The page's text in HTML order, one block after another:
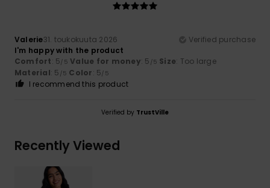
Valerie31. toukokuuta 2026
Verified purchase
I'm happy with the product
Comfort: 5/5 Value for money: 5 /5 Size: Too large
Material: 5 /5 Color: 5/5
I recommend this product
Verified by TrustVille
Recently Viewed